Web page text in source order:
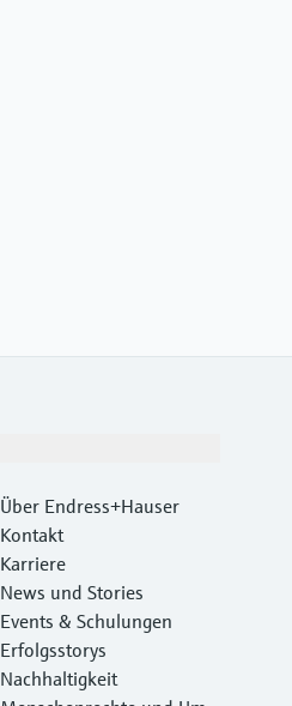
Über Endress+Hauser
Kontakt
Karriere
News und Stories
Events & Schulungen
Erfolgsstorys
Nachhaltigkeit